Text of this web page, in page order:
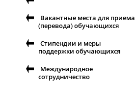
Вакантные места для приема
(перевода) обучающихся
Стипендии и меры
поддержки обучающихся
Международное
сотрудничество